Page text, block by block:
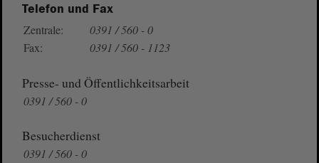
Telefon und Fax
Zentrale:
0391 / 560 - 0
Fax:
0391 / 560 - 1123
Presse- und Öffentlichkeitsarbeit
0391 / 560 - 0
Besucherdienst
0391 / 560 - 0